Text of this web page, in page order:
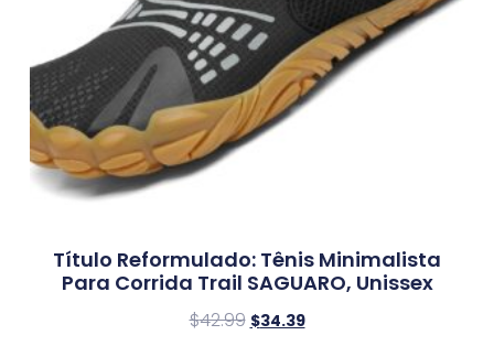
Título Reformulado: Tênis Minimalista
Para Corrida Trail SAGUARO, Unissex
$42.99 $34.39